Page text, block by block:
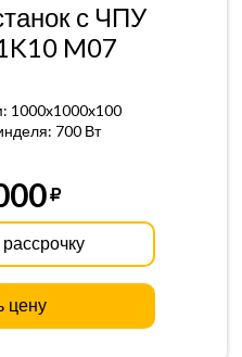
с ЧПУ
M07
1000x1000x100
700 Вт
цену